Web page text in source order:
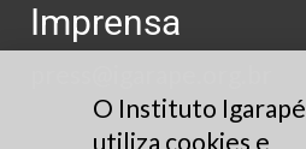
Imprensa
O Instituto Igarapé
utiliza cookies e